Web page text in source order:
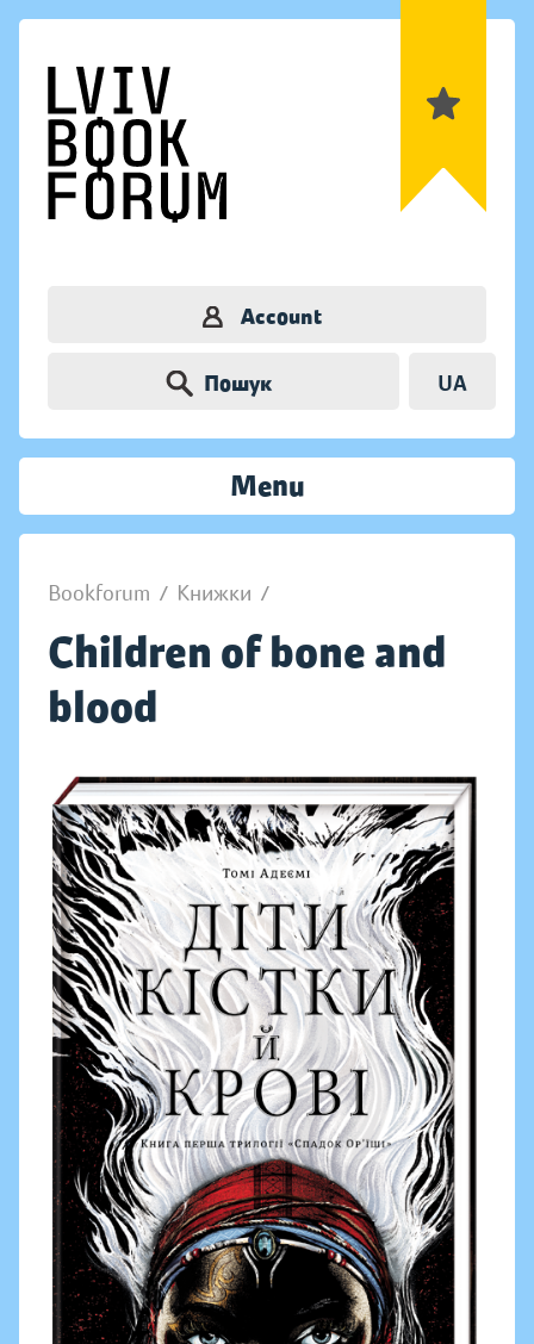
Account
Пошук UA
Menu
Bookforum / Книжки /
Children of bone and
blood